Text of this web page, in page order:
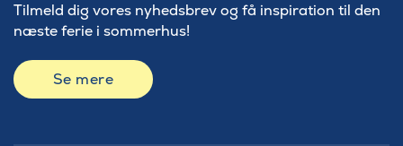
Tilmeld dig vores nyhedsbrev og få inspiration til den
næste ferie i sommerhus!
Se mere